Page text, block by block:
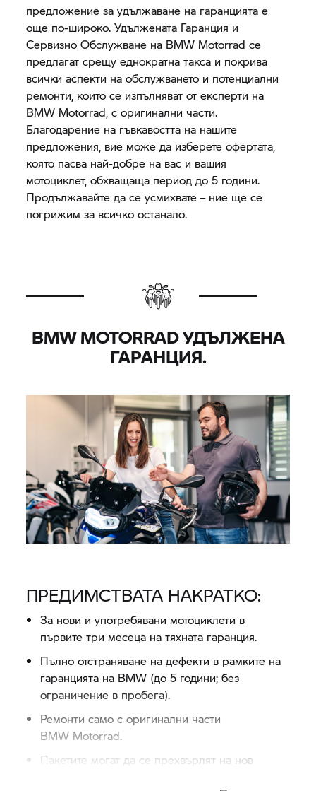
предложение за удължаване на гаранцията е
още по-широко. Удължената Гаранция и
Сервизно Обслужване на BMW Motorrad се
предлагат срещу еднократна такса и покрива
всички аспекти на обслужването и потенциални
ремонти, които се изпълняват от експерти на
BMW Motorrad, с оригинални части.
Благодарение на гъвкавостта на нашите
предложения, вие може да изберете офертата,
която пасва най-добре на вас и вашия
мотоциклет, обхващаща период до 5 години.
Продължавайте да се усмихвате – ние ще се
погрижим за всичко останало.
BMW MOTORRADУДЪЛЖЕНА
ГАРАНЦИЯ.
ПРЕДИМСТВАТА НАКРАТКО:
За нови и употребявани мотоциклети в
първите три месеца на тяхната гаранция.
Пълно отстраняване на дефекти в рамките на
гаранцията на BMW (до 5 години; без
ограничение в пробега).
Ремонти само с оригинални части
BMW Motorrad.
Пакетите могат да се прехвърлят на нов